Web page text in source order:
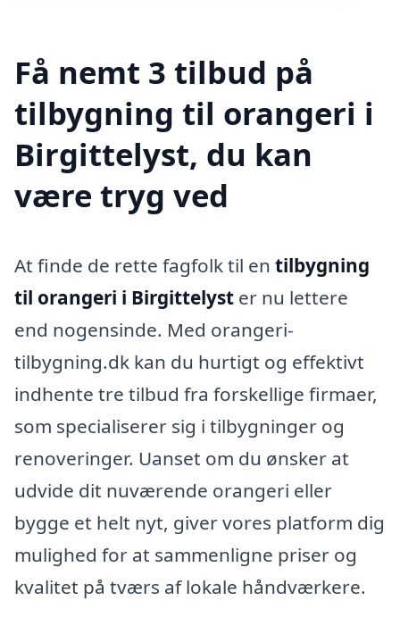
Få nemt 3 tilbud på
tilbygning til orangeri i
Birgittelyst, du kan
være tryg ved
At finde de rette fagfolk til en tilbygning
til orangeri i Birgittelyst er nu lettere
end nogensinde. Med orangeri-
tilbygning.dk kan du hurtigt og effektivt
indhente tre tilbud fra forskellige firmaer,
som specialiserer sig i tilbygninger og
renoveringer. Uanset om du ønsker at
udvide dit nuværende orangeri eller
bygge et helt nyt, giver vores platform dig
mulighed for at sammenligne priser og
kvalitet på tværs af lokale håndværkere.